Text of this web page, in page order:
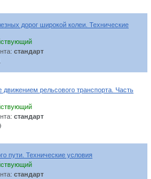
дорог широкой колеи. Технические
стандарт
рельсового транспорта. Часть
стандарт
пути. Технические условия
стандарт